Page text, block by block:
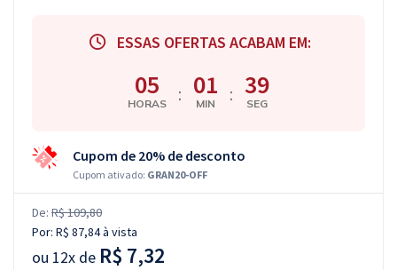
ESSAS OFERTAS ACABAM EM:
05
HORAS : 01
MIN : 38
SEG
Cupom de 20% de desconto
Cupom ativado: GRAN20-OFF
De: R$ 109,80
Por: R$ 87,84à vista
ou 12x de R$ 7,32